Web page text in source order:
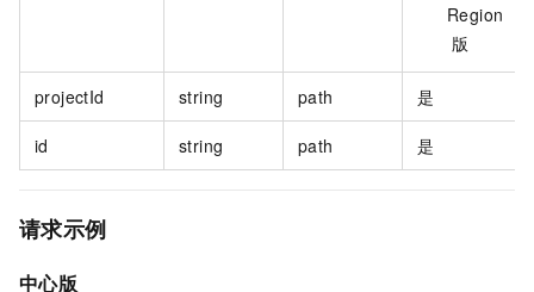
Region
版
projectId string path 是
id string path 是
请求示例
中心版